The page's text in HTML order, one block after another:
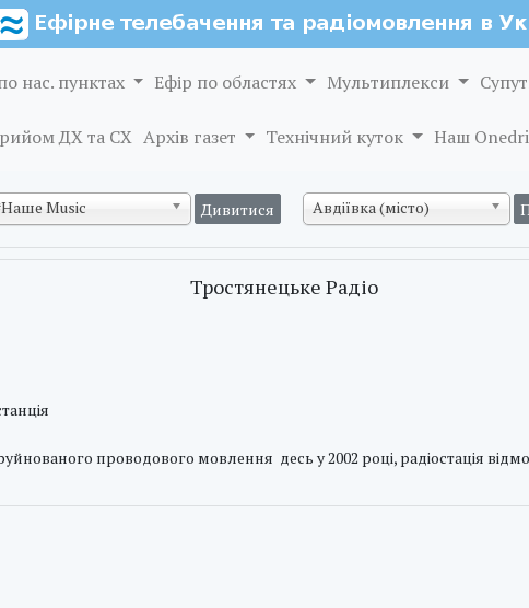
нас. пунктах Ефір по областях Мультиплекси
ДХ та СХ Архів газет Технічний куток Наш
Music Авдіївка (місто)
Тростянецьке Радіо
проводового мовлення десь у 2002 році, радіостація